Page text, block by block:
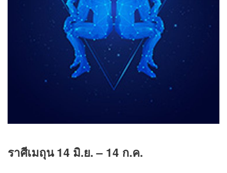
ราศีเมถุน 14 มิ.ย. – 14 ก.ค.